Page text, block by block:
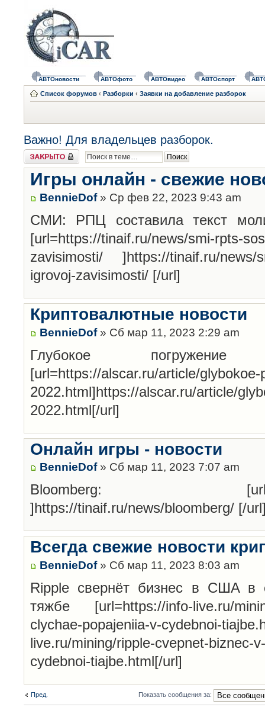
АВТОновости АВТОфото АВТОвидео АВТОспорт
Список форумов ‹ Разборки ‹ Заявки на добавление разборок
Важно! Для владельцев разборок.
Закрыто
Игры онлайн - свежие
BennieDof» Ср фев 22, 2023 9:43 am
СМИ: РПЦ составила текст
[url=https://tinaif.ru/news/smi-rpts-
zavisimosti/ ]https://tinaif.ru/news/
igrovoj-zavisimosti/ [/url]
Криптовалютные новости
BennieDof» Сб мар 11, 2023 2:29 am
Глубокое
[url=https://alscar.ru/article/
2022.html]https://alscar.ru/article/
2022.html[/url]
Онлайн игры - новости
BennieDof» Сб мар 11, 2023 7:07 am
Bloomberg: [url=https://
]https://tinaif.ru/news/bloomberg/ [/
Всегда свежие новости
BennieDof» Сб мар 11, 2023 8:03 am
Ripple cвepнёт бизнec в CШA в
тяжбe [url=https://info-live.ru/
clychae-popajeniia-v-cydebnoi-
live.ru/mining/ripple-cvepnet-biznec-
cydebnoi-tiajbe.html[/url]
Пред. Показать сообщения за: